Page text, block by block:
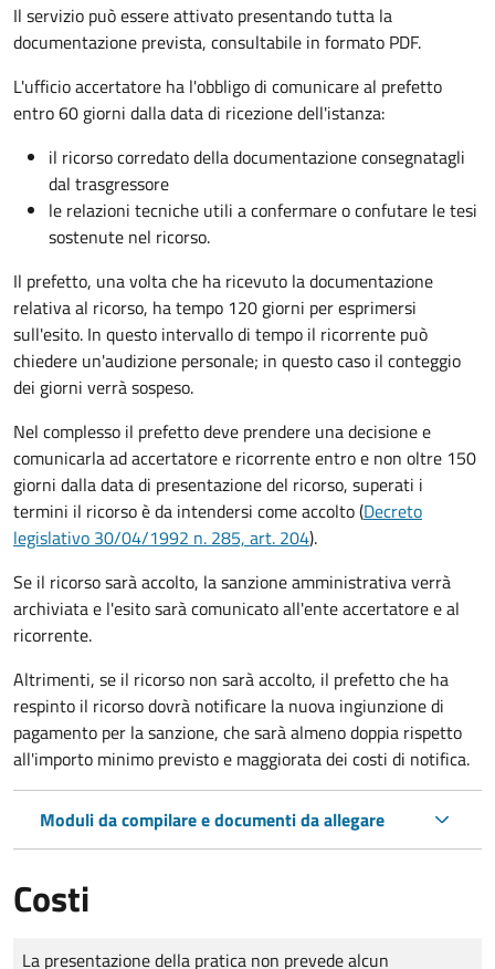
Il servizio può essere attivato presentando tutta la
documentazione prevista, consultabile in formato PDF.
L'ufficio accertatore ha l'obbligo di comunicare al prefetto
entro 60 giorni dalla data di ricezione dell'istanza:
il ricorso corredato della documentazione consegnatagli
dal trasgressore
le relazioni tecniche utili a confermare o confutare le tesi
sostenute nel ricorso.
Il prefetto, una volta che ha ricevuto la documentazione
relativa al ricorso, ha tempo 120 giorni per esprimersi
sull'esito. In questo intervallo di tempo il ricorrente può
chiedere un'audizione personale; in questo caso il conteggio
dei giorni verrà sospeso.
Nel complesso il prefetto deve prendere una decisione e
comunicarla ad accertatore e ricorrente entro e non oltre 150
giorni dalla data di presentazione del ricorso, superati i
termini il ricorso è da intendersi come accolto (Decreto
legislativo 30/04/1992 n. 285, art. 204).
Se il ricorso sarà accolto, la sanzione amministrativa verrà
archiviata e l'esito sarà comunicato all'ente accertatore e al
ricorrente.
Altrimenti, se il ricorso non sarà accolto, il prefetto che ha
respinto il ricorso dovrà notificare la nuova ingiunzione di
pagamento per la sanzione, che sarà almeno doppia rispetto
all'importo minimo previsto e maggiorata dei costi di notifica.
Moduli da compilare e documenti da allegare
Costi
Tipo di pagamento
Importo
La presentazione della pratica non prevede alcun